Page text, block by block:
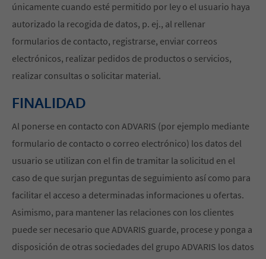
únicamente cuando esté permitido por ley o el usuario haya
autorizado la recogida de datos, p. ej., al rellenar
formularios de contacto, registrarse, enviar correos
electrónicos, realizar pedidos de productos o servicios,
realizar consultas o solicitar material.
FINALIDAD
Al ponerse en contacto con ADVARIS (por ejemplo mediante
formulario de contacto o correo electrónico) los datos del
usuario se utilizan con el fin de tramitar la solicitud en el
caso de que surjan preguntas de seguimiento así como para
facilitar el acceso a determinadas informaciones u ofertas.
Asimismo, para mantener las relaciones con los clientes
puede ser necesario que ADVARIS guarde, procese y ponga a
disposición de otras sociedades del grupo ADVARIS los datos